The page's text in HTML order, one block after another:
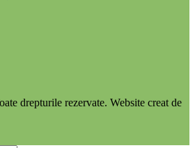
drepturile rezervate. Website creat de